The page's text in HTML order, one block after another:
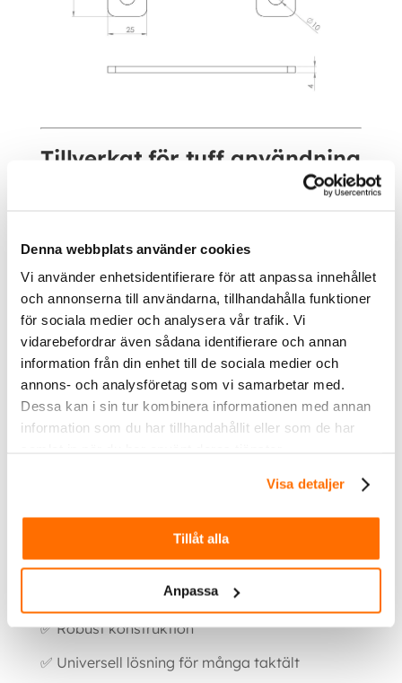
Denna webbplats använder cookies
Vi använder enhetsidentifierare för att anpassa innehållet
och annonserna till användarna, tillhandahålla funktioner
för sociala medier och analysera vår trafik. Vi
vidarebefordrar även sådana identifierare och annan
information från din enhet till de sociala medier och
annons- och analysföretag som vi samarbetar med.
Dessa kan i sin tur kombinera informationen med annan
information som du har tillhandahållit eller som de har
Visa detaljer
Tillåt alla
Anpassa
Tillverkat för tuff användning
Fästet är tillverkat i 4mm kraftigt stål för att
framtagen för att ge en stabil infästning under
många års användning.
Paketet innehåller
1 st NOVA Förlängningsfäste
2 st bultar
2 st brickor
2 st muttrar
✅ Ger korrekt infästning runt aluminiumprofilen
✅ Enkel montering
✅ Robust konstruktion
✅ Universell lösning för många taktält